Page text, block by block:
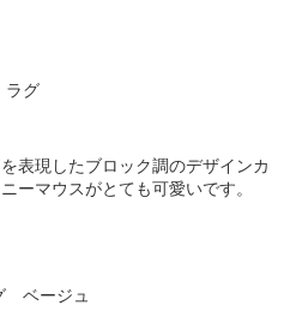
ラグ
表現したブロック調のデザインカ
ーマウスがとても可愛いです。
ベージュ